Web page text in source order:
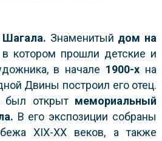
Знаменитый дом на
в котором прошли детские и
в начале 1900-х на
Двины построил его отец.
открыт мемориальный
. В его экспозиции собраны
XIX-XX веков, а также